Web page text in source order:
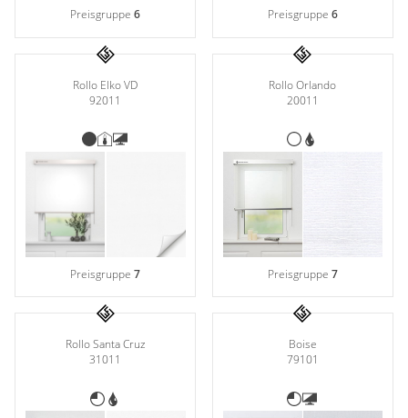
Preisgruppe6 Preisgruppe 6
Rollo Elko VD
92011
Preisgruppe7
Rollo Orlando
20011
Preisgruppe 7
Rollo Santa Cruz
31011
Boise
79101